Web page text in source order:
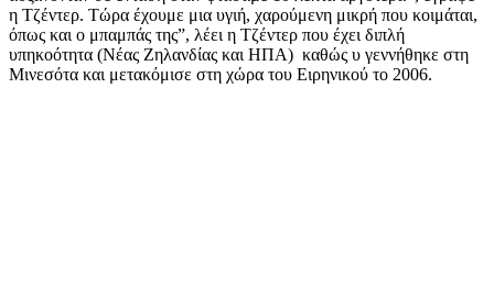
η Τζέντερ. Τώρα έχουμε μια υγιή, χαρούμενη μικρή που κοιμάται,
όπως και ο μπαμπάς της”, λέει η Τζέντερ που έχει διπλή
υπηκοότητα (Νέας Ζηλανδίας και ΗΠΑ) καθώς υ γεννήθηκε στη
Μινεσότα και μετακόμισε στη χώρα του Ειρηνικού το 2006.